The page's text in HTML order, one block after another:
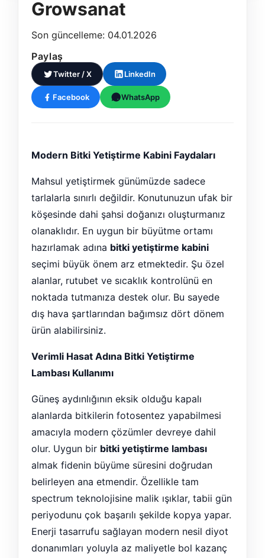
Growsanat
Son güncelleme: 04.01.2026
Paylaş
Twitter / X LinkedIn
Facebook WhatsApp
Modern Bitki Yetiştirme Kabini Faydaları
Mahsul yetiştirmek günümüzde sadece
tarlalarla sınırlı değildir. Konutunuzun ufak bir
köşesinde dahi şahsi doğanızı oluşturmanız
olanaklıdır. En uygun bir büyütme ortamı
hazırlamak adına bitki yetiştirme kabini
seçimi büyük önem arz etmektedir. Şu özel
alanlar, rutubet ve sıcaklık kontrolünü en
noktada tutmanıza destek olur. Bu sayede
dış hava şartlarından bağımsız dört dönem
ürün alabilirsiniz.
Verimli Hasat Adına Bitki Yetiştirme
Lambası Kullanımı
Güneş aydınlığının eksik olduğu kapalı
alanlarda bitkilerin fotosentez yapabilmesi
amacıyla modern çözümler devreye dahil
olur. Uygun bir bitki yetiştirme lambası
almak fidenin büyüme süresini doğrudan
belirleyen ana etmendir. Özellikle tam
spectrum teknolojisine malik ışıklar, tabii gün
periyodunu çok başarılı şekilde kopya yapar.
Enerji tasarrufu sağlayan modern nesil diyot
donanımları yoluyla az maliyetle bol kazanç